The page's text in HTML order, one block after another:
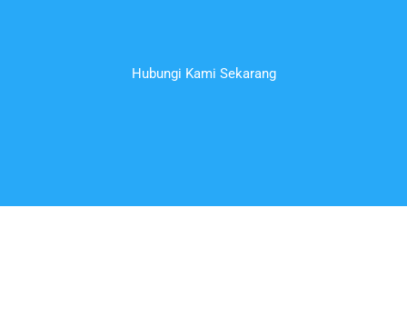
Hubungi Kami Sekarang